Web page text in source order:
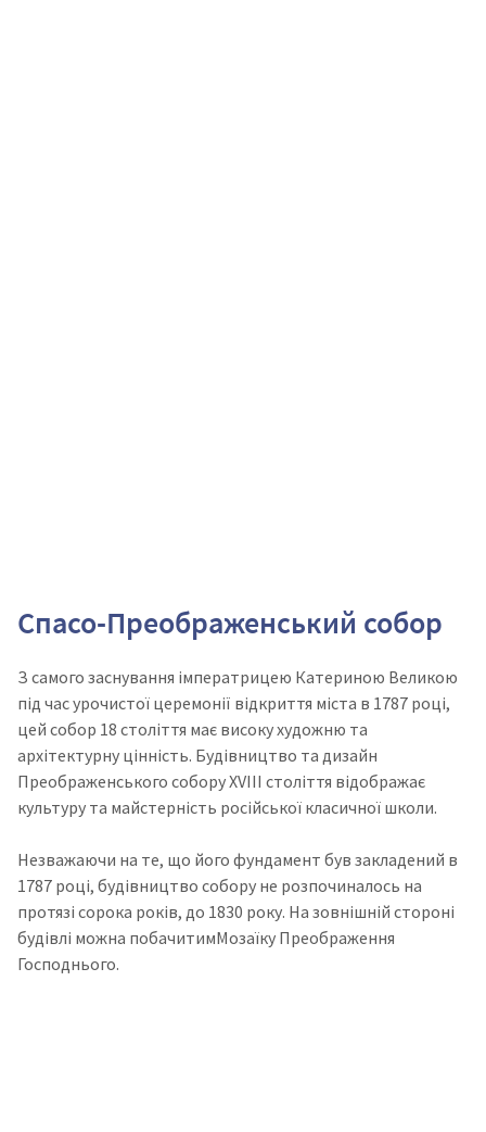
Спасо-Преображенський собор
З самого заснування імператрицею Катериною Великою
під час урочистої церемонії відкриття міста в 1787 році,
цей собор 18 століття має високу художню та
архітектурну цінність. Будівництво та дизайн
Преображенського собору XVIII століття відображає
культуру та майстерність російської класичної школи.
Незважаючи на те, що його фундамент був закладений в
1787 році, будівництво собору не розпочиналось на
протязі сорока років, до 1830 року. На зовнішній стороні
будівлі можна побачитимМозаїку Преображення
Господнього.